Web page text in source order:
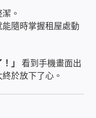
。
能隨時掌握租屋處動
」
看到手機畫面出
於放下了心。